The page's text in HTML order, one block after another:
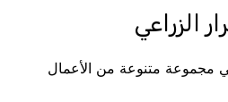
الزراعي
مجموعة متنوعة من الأعمال